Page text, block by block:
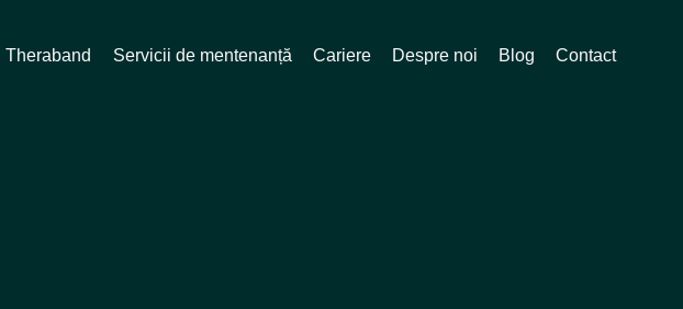
Theraband Servicii de mentenanță Cariere Despre noi Blog Contact